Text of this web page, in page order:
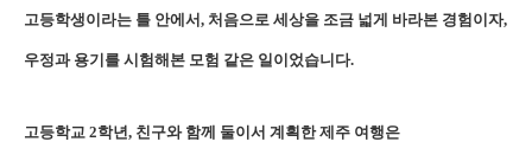
고등학생이라는 틀 안에서, 처음으로 세상을 조금 넓게 바라본 경험이자,
우정과 용기를 시험해본 모험 같은 일이었습니다.
고등학교 2학년, 친구와 함께 둘이서 계획한 제주 여행은